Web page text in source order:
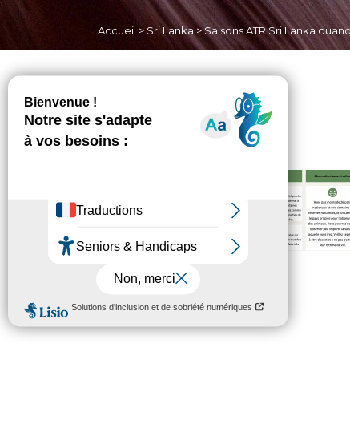
Accueil > Sri Lanka >Saisons ATR Sri Lanka
Non classé